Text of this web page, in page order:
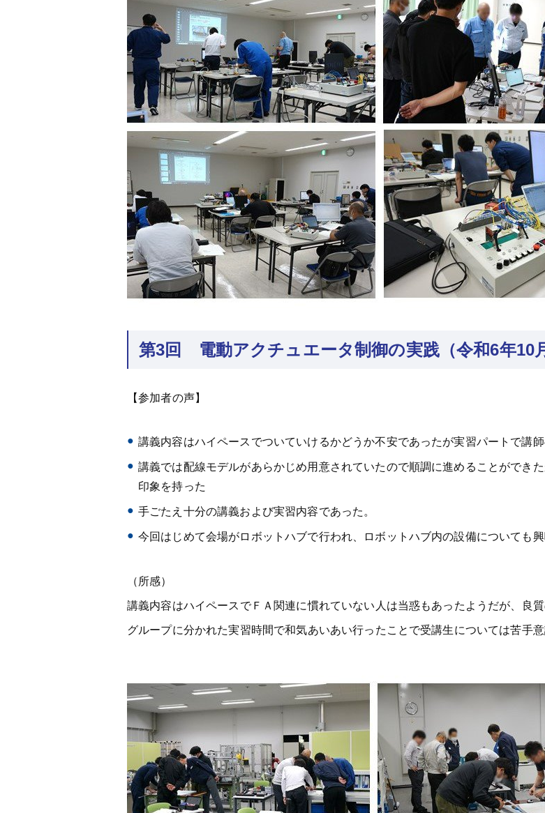
第3回 電動アクチュエータ制御の実践（令和6年10
【参加者の声】
講義内容はハイペースでついていけるかどうか不安であったが実習パートで講
講義では配線モデルがあらかじめ用意されていたので順調に進めることができ
印象を持った
手ごたえ十分の講義および実習内容であった。
今回はじめて会場がロボットハブで行われ、ロボットハブ内の設備についても興
（所感）
講義内容はハイペースでＦＡ関連に慣れていない人は当惑もあったようだが、良
グループに分かれた実習時間で和気あいあい行ったことで受講生については苦手